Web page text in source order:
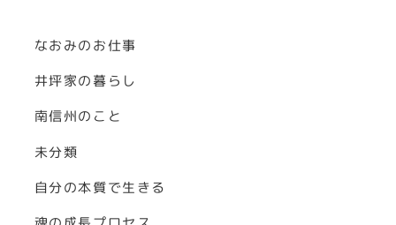
なおみのお仕事
井坪家の暮らし
南信州のこと
未分類
自分の本質で生きる